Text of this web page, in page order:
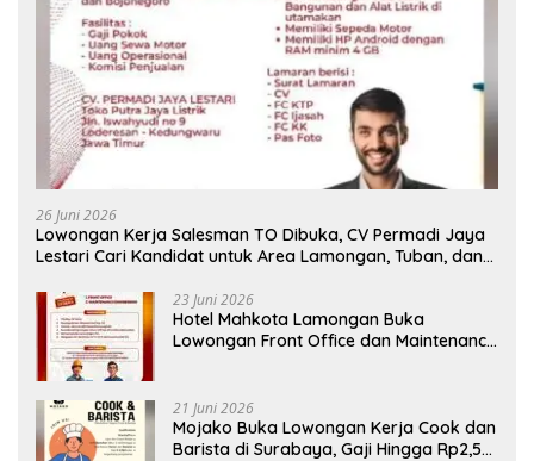
26 Juni 2026
Lowongan Kerja Salesman TO Dibuka, CV Permadi Jaya
Lestari Cari Kandidat untuk Area Lamongan, Tuban, dan
23 Juni 2026
Hotel Mahkota Lamongan Buka
Lowongan Front Office dan Maintenance
21 Juni 2026
Mojako Buka Lowongan Kerja Cook dan
Barista di Surabaya, Gaji Hingga Rp2,5